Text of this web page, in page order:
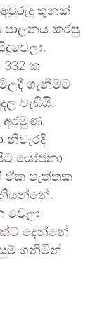
අවුරුදු තුනක්
කරපු
ක
ගැනීමට
වැඩියි.
අරමුණ.
නිවැරදි
යෝජනා
ඒක පැත්තක
වෙලා
දෙන්නේ
ගනිමින්